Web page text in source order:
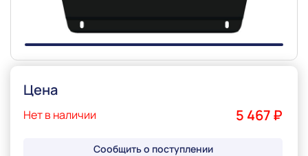
Цена
Нет в наличии 5 467 ₽
Сообщить о поступлении